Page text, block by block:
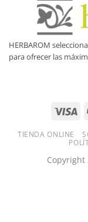
HERBAROM
para ofrecer las
TIENDA ONLINE
Copyright